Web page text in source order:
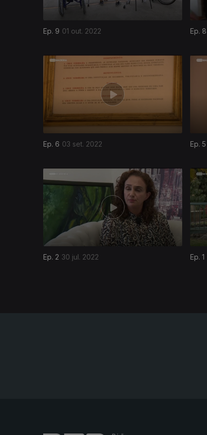
Ep. 9 01 out. 2022 Ep. 8
Ep. 6 03 set. 2022 Ep. 5
Ep. 2 30 jul. 2022 Ep. 1
628674